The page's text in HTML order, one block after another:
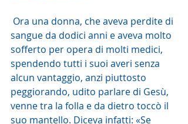
Ora una donna, che aveva perdite di
sangue da dodici anni e aveva molto
sofferto per opera di molti medici,
spendendo tutti i suoi averi senza
alcun vantaggio, anzi piuttosto
peggiorando, udito parlare di Gesù,
venne tra la folla e da dietro toccò il
suo mantello. Diceva infatti: «Se